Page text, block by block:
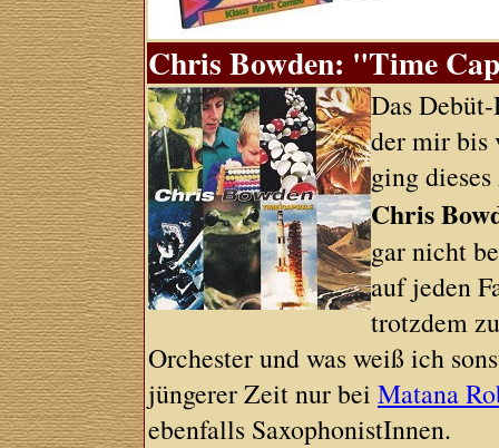
Chris Bowden: "Time
Das
der mir bis
ging
Chris
gar nicht
auf jeden
trotzdem
Orchester und was weiß ich
jüngerer Zeit nur beiMatana
ebenfalls SaxophonistInnen.